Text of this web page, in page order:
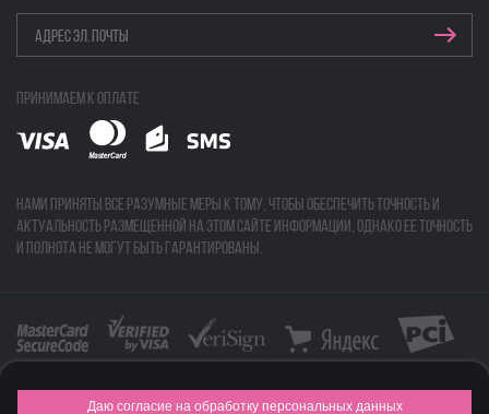
Принимаем к оплате
Нами приняты все разумные меры к тому, чтобы обеспечить точность и
актуальность размещенной на этом сайте информации, однако ее точность
и полнота не могут быть гарантированы.
Даю согласие на обработку персональных данных